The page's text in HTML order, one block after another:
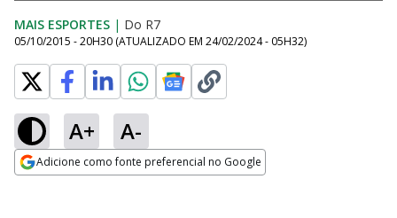
MAIS ESPORTES | Do R7
05/10/2015 - 20H30 (ATUALIZADO EM 24/02/2024 - 05H32)
A+ A-
Adicione como fonte preferencial no Google